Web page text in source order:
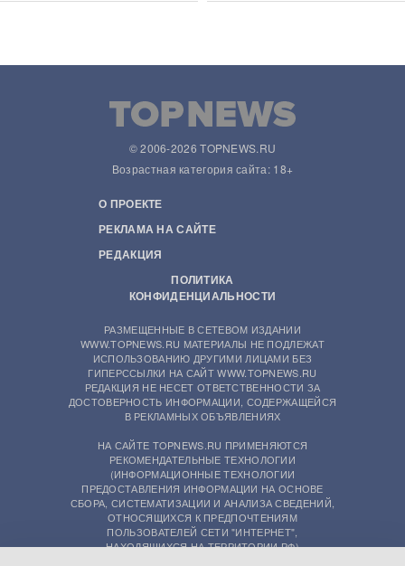
© 2006-2026 TOPNEWS.RU
Возрастная категория сайта: 18+
О ПРОЕКТЕ
РЕКЛАМА НА САЙТЕ
РЕДАКЦИЯ
ПОЛИТИКА
КОНФИДЕНЦИАЛЬНОСТИ
РАЗМЕЩЕННЫЕ В СЕТЕВОМ ИЗДАНИИ
WWW.TOPNEWS.RU МАТЕРИАЛЫ НЕ ПОДЛЕЖАТ
ИСПОЛЬЗОВАНИЮ ДРУГИМИ ЛИЦАМИ БЕЗ
ГИПЕРССЫЛКИ НА САЙТ WWW.TOPNEWS.RU
РЕДАКЦИЯ НЕ НЕСЕТ ОТВЕТСТВЕННОСТИ ЗА
ДОСТОВЕРНОСТЬ ИНФОРМАЦИИ, СОДЕРЖАЩЕЙСЯ
В РЕКЛАМНЫХ ОБЪЯВЛЕНИЯХ
НА САЙТЕ TOPNEWS.RU ПРИМЕНЯЮТСЯ
РЕКОМЕНДАТЕЛЬНЫЕ ТЕХНОЛОГИИ
(ИНФОРМАЦИОННЫЕ ТЕХНОЛОГИИ
ПРЕДОСТАВЛЕНИЯ ИНФОРМАЦИИ НА ОСНОВЕ
СБОРА, СИСТЕМАТИЗАЦИИ И АНАЛИЗА СВЕДЕНИЙ,
ОТНОСЯЩИХСЯ К ПРЕДПОЧТЕНИЯМ
ПОЛЬЗОВАТЕЛЕЙ СЕТИ "ИНТЕРНЕТ",
НАХОДЯЩИХСЯ НА ТЕРРИТОРИИ РФ)